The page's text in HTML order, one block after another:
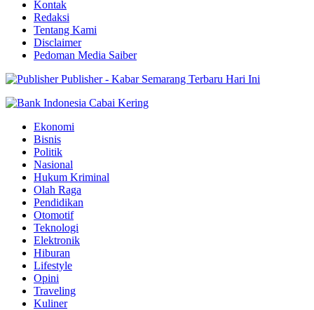
Kontak
Redaksi
Tentang Kami
Disclaimer
Pedoman Media Saiber
Publisher - Kabar Semarang Terbaru Hari Ini
Ekonomi
Bisnis
Politik
Nasional
Hukum Kriminal
Olah Raga
Pendidikan
Otomotif
Teknologi
Elektronik
Hiburan
Lifestyle
Opini
Traveling
Kuliner